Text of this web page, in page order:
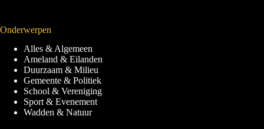
Onderwerpen
Alles & Algemeen
Ameland & Eilanden
Duurzaam & Milieu
Gemeente & Politiek
School & Vereniging
Sport & Evenement
Wadden & Natuur